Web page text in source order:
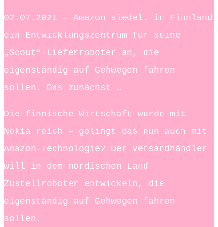
02.07.2021 — Amazon siedelt in Finnland
ein Entwicklungszentrum für seine
„Scout“-Lieferroboter an, die
eigenständig auf Gehwegen fahren
sollen. Das zunächst …
Die finnische Wirtschaft wurde mit
Nokia reich – gelingt das nun auch mit
Amazon-Technologie? Der Versandhändler
will in dem nordischen Land
Zustellroboter entwickeln, die
eigenständig auf Gehwegen fahren
sollen.